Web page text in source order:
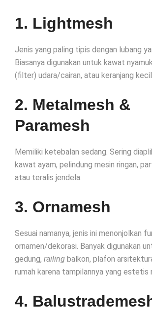
1. Lightmesh
Jenis yang paling tipis dengan lubang
Biasanya digunakan untuk kawat
(filter) udara/cairan, atau keranjang
2. Metalmesh &
Paramesh
Memiliki ketebalan sedang. Sering
kawat ayam, pelindung mesin ringan,
atau teralis jendela.
3. Ornamesh
Sesuai namanya, jenis ini menonjolkan
ornamen/dekorasi. Banyak digunakan
gedung, railing balkon, plafon
rumah karena tampilannya yang estetis
4.